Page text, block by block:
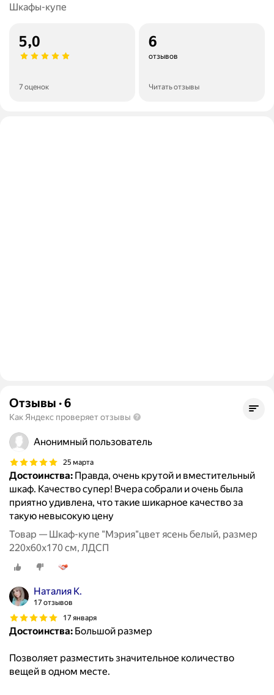
Шкафы-купе
5,0
7 оценок
6
отзывов
Читать отзывы
Отзывы ·6
Как Яндекс проверяет отзывы
Анонимный пользователь
25 марта
Достоинства: Правда, очень крутой и вместительный
шкаф. Качество супер! Вчера собрали и очень была
приятно удивлена, что такие шикарное качество за
такую невысокую цену
Товар — Шкаф-купе "Мэрия"цвет ясень белый, размер
220х60х170 см, ЛДСП
Наталия К.
17 отзывов
17 января
Достоинства: Большой размер
Позволяет разместить значительное количество
вещей в одном месте.